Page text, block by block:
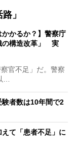
」
かかるか？】警察庁
の構造改革」 実
官不足」だ。警察
…
験者数は10年間で2
えて「患者不足」に